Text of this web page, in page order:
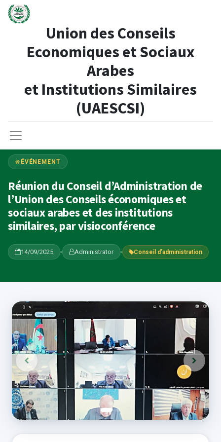
Union des Conseils
Economiques et Sociaux
Arabes
et Institutions Similaires​
(UAESCSI)
ÉVÉNEMENT
Réunion du Conseil d’Administration de
l’Union des Conseils économiques et
sociaux arabes et des institutions
similaires, par visioconférence
14/09/2025 Administrator Conseil d'administration